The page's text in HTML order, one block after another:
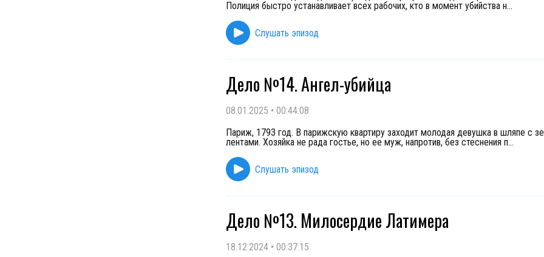
Полиция быстро устанавливает всех рабочих, кто в момент убийства н...
Слушать эпизод
Дело №14. Ангел-убийца
08.01.2025 • 00:44:08
Париж, 1793 год. В парижскую квартиру заходит молодая девушка в шляпе с
лентами. Хозяйка не рада гостье, но ее муж, напротив, без стеснения п...
Слушать эпизод
Дело №13. Милосердие Латимера
18.12.2024 • 00:37:15